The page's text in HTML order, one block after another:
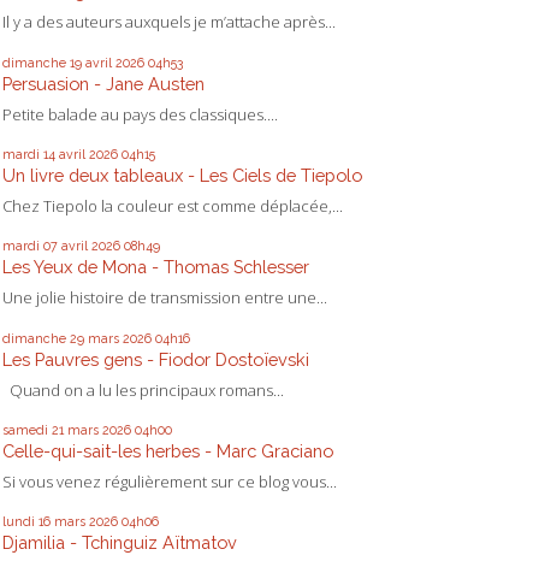
Il y a des auteurs auxquels je m’attache après...
dimanche 19 avril 2026 04h53
Persuasion - Jane Austen
Petite balade au pays des classiques....
mardi 14 avril 2026 04h15
Un livre deux tableaux - Les Ciels de Tiepolo
Chez Tiepolo la couleur est comme déplacée,...
mardi 07 avril 2026 08h49
Les Yeux de Mona - Thomas Schlesser
Une jolie histoire de transmission entre une...
dimanche 29 mars 2026 04h16
Les Pauvres gens - Fiodor Dostoïevski
Quand on a lu les principaux romans...
samedi 21 mars 2026 04h00
Celle-qui-sait-les herbes - Marc Graciano
Si vous venez régulièrement sur ce blog vous...
lundi 16 mars 2026 04h06
Djamilia - Tchinguiz Aïtmatov